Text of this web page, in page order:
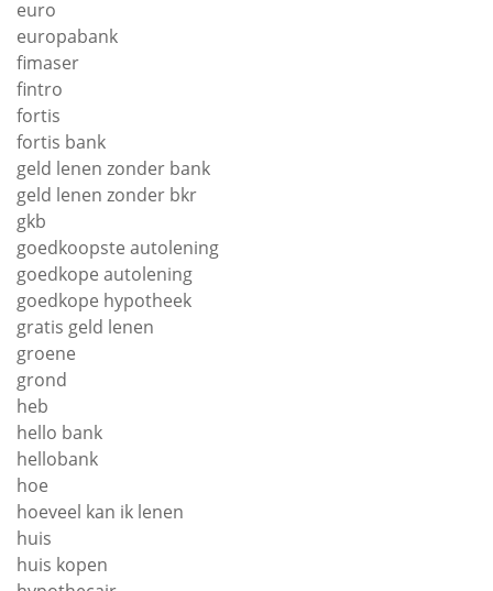
euro
europabank
fimaser
fintro
fortis
fortis bank
geld lenen zonder bank
geld lenen zonder bkr
gkb
goedkoopste autolening
goedkope autolening
goedkope hypotheek
gratis geld lenen
groene
grond
heb
hello bank
hellobank
hoe
hoeveel kan ik lenen
huis
huis kopen